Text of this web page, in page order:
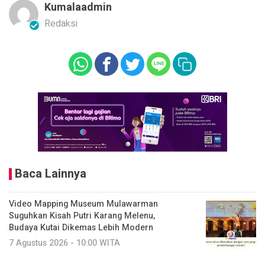
Kumalaadmin
Redaksi
Baca Lainnya
Video Mapping Museum Mulawarman
Suguhkan Kisah Putri Karang Melenu,
Budaya Kutai Dikemas Lebih Modern
7 Agustus 2026 - 10:00 WITA